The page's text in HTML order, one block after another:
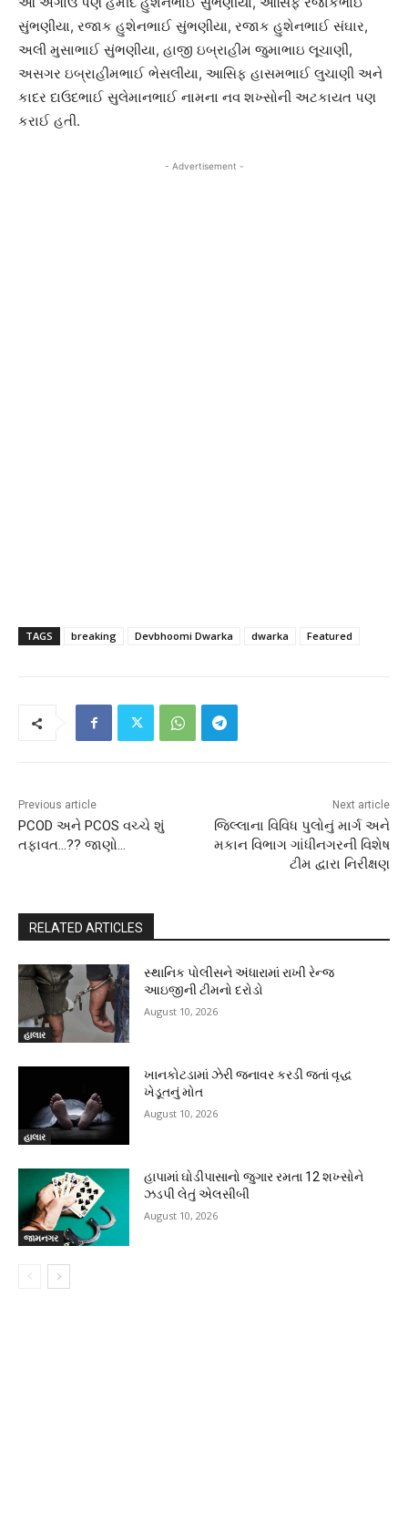
સુંભણીયા, રજાક હુશેનભાઈ સુંભણીયા, રજાક હુશેનભાઈ સંઘાર,
અલી મુસાભાઈ સુંભણીયા, હાજી ઇબ્રાહીમ જુમાભાઇ લૂચાણી,
અસગર ઇબ્રાહીમભાઈ ભેસલીયા, આસિફ હાસમભાઈ લુચાણી અને
કાદર દાઉદભાઈ સુલેમાનભાઈ નામના નવ શખ્સોની અટકાયત પણ
કરાઈ હતી.
- Advertisement -
TAGS breaking Devbhoomi Dwarka dwarka Featured
Previous article
PCOD અને PCOS વચ્ચે શું
તફાવત…?? જાણો…
Next article
જિલ્લાના વિવિધ પુલોનું માર્ગ અને
મકાન વિભાગ ગાંધીનગરની વિશેષ
ટીમ દ્વારા નિરીક્ષણ
RELATED ARTICLES
હાલાર
સ્થાનિક પોલીસને અંધારામાં રાખી રેન્જ
આઇજીની ટીમનો દરોડો
August 10, 2026
હાલાર
ખાનકોટડામાં ઝેરી જનાવર કરડી જતાં વૃદ્ધ
ખેડૂતનું મોત
August 10, 2026
જામનગર
હાપામાં ઘોડીપાસાનો જુગાર રમતા 12 શખ્સોને
ઝડપી લેતું એલસીબી
August 10, 2026